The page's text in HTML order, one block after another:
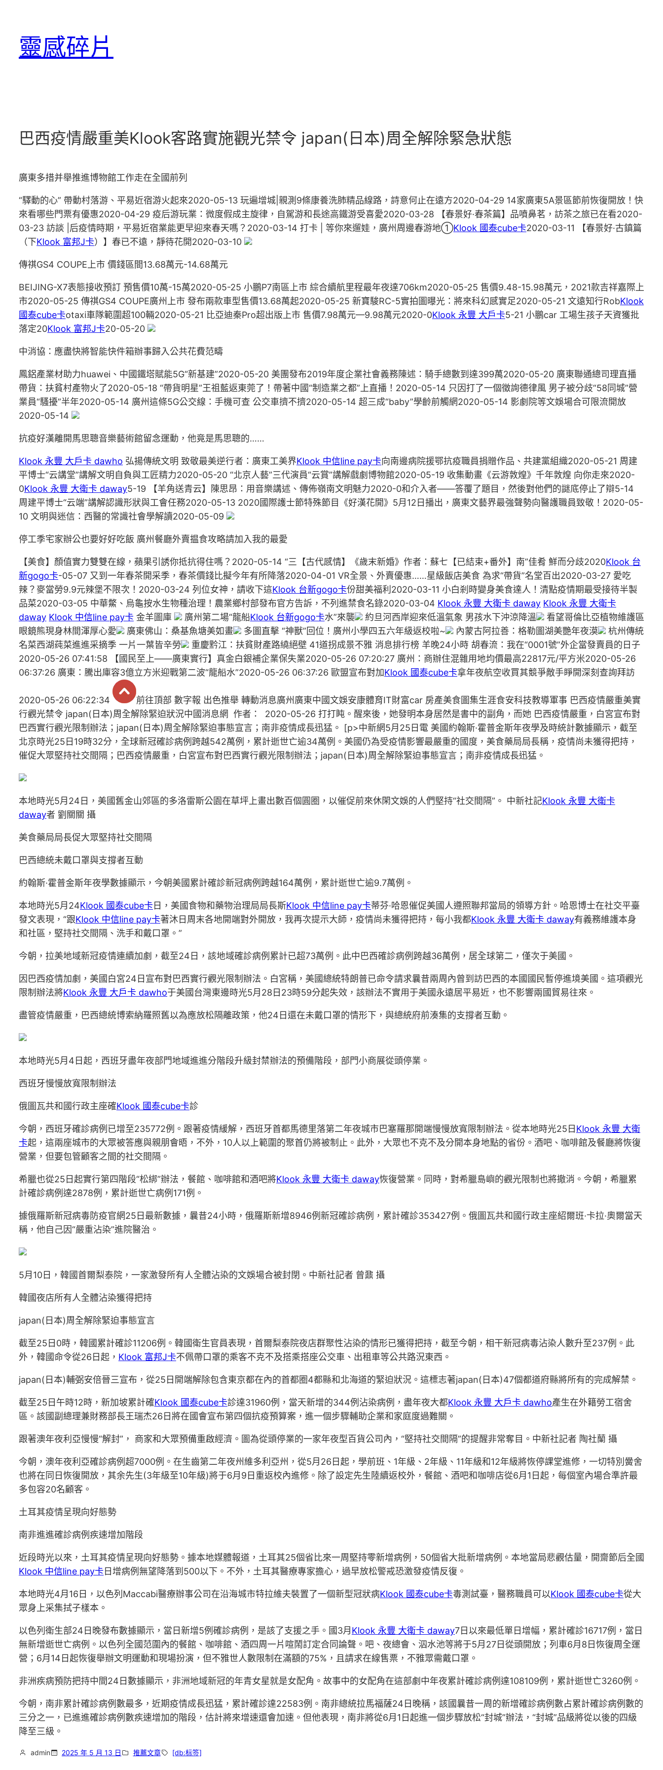
靈感碎片
巴西疫情嚴重美Klook客路實施觀光禁令 japan(日本)周全解除緊急狀態
廣東多措并舉推進博物館工作走在全國前列
“驛動的心” 帶動村落游、平易近宿游火起來2020-05-13 玩遍增城|親測9條康養洗肺精品線路，詩意何止在遠方2020-04-29 14家廣東5A景區節前恢復開放！快
來看哪些門票有優惠2020-04-29 疫后游玩業：微度假成主旋律，自駕游和長途高鐵游受喜愛2020-03-28 【春景好·春茶篇】品噴鼻茗，訪茶之旅已在看2020-
03-23 訪談 |后疫情時期，平易近宿業能更早迎來春天嗎？2020-03-14 打卡 | 等你來遛娃，廣州周邊春游地①Klook 國泰cube卡2020-03-11 【春景好·古鎮篇
（下Klook 富邦J卡）】春已不遠，靜待花開2020-03-10
傳祺GS4 COUPE上市 價錢區間13.68萬元-14.68萬元
BEIJING-X7表態接收預訂 預售價10萬-15萬2020-05-25 小鵬P7南區上市 綜合續航里程最年夜達706km2020-05-25 售價9.48-15.98萬元，2021款吉祥嘉際上
市2020-05-25 傳祺GS4 COUPE廣州上市 發布兩款車型售價13.68萬起2020-05-25 新寶駿RC-5實拍圖曝光：將來科幻感實足2020-05-21 文遠知行RobKlook
國泰cube卡otaxi車隊範圍超100輛2020-05-21 比亞迪秦Pro超出版上市 售價7.98萬元—9.98萬元2020-0Klook 永豐 大戶卡5-21 小鵬car 工場生孩子天資獲批
落定20Klook 富邦J卡20-05-20
中消協：應盡快將智能快件箱辦事歸入公共花費范疇
鳳鋁產業材助力huawei、中國鐵塔賦能5G“新基建”2020-05-20 美團發布2019年度企業社會義務陳述：騎手總數到達399萬2020-05-20 廣東聯通總司理直播
帶貨：扶貧村產物火了2020-05-18 “帶貨明星”王祖藍返東莞了！帶著中國“制造業之都”上直播！2020-05-14 只因打了一個徵詢德律風 男子被分歧“58同城”營
業員“騷擾”半年2020-05-14 廣州這條5G公交線：手機可查 公交車擠不擠2020-05-14 超三成“baby”學齡前觸網2020-05-14 影劇院等文娛場合可限流開放
2020-05-14
抗疫好漢離開馬思聰音樂藝術館留念運動，他竟是馬思聰的……
Klook 永豐 大戶卡 dawho 弘揚傳統文明 致敬最美逆行者：廣東工美界Klook 中信line pay卡向南邊病院援鄂抗疫職員捐贈作品、共建黨組織2020-05-21 周建
平博士“云講堂”講解文明自負與工匠精力2020-05-20 “北京人藝”三代演員“云賞”講解戲劇博物館2020-05-19 收集動畫《云游敦煌》千年敦煌 向你走來2020-
0Klook 永豐 大衛卡 daway5-19 【羊角送青云】陳思昂：用音樂講述、傳佈嶺南文明魅力2020-0和介入者——答覆了題目，然後對他們的謎底停止了辯5-14
周建平博士“云端”講解認識形狀與工會任務2020-05-13 2020國際護士節特殊節目《好漢花開》5月12日播出，廣東文藝界最強聲勢向醫護職員致敬！2020-05-
10 文明與迷信：西醫的常識社會學解讀2020-05-09
停工季宅家辦公也要好好吃飯 廣州餐廳外賣揾食攻略請加入我的最愛
【美食】顏值實力雙雙在線，蘋果引誘你抵抗得住嗎？2020-05-14 “三【古代感情】《歲末新婚》作者：蘇七【已結束+番外】南”佳肴 鮮而分歧2020Klook 台
新gogo卡-05-07 又到一年春茶開采季，春茶價錢比擬今年有所降落2020-04-01 VR全景、外賣優惠……星級飯店美食 為求“帶貨”名堂百出2020-03-27 愛吃
辣？麥當勞9.9元辣堡不限次！2020-03-24 列位女神，請收下這Klook 台新gogo卡份甜美福利2020-03-11 小白剎時變身美食達人！清點疫情期最受接待半製
品菜2020-03-05 中華鱉、烏龜按水生物種治理！農業鄉村部發布官方告訴，不列進禁食名錄2020-03-04 Klook 永豐 大衛卡 daway Klook 永豐 大衛卡
daway Klook 中信line pay卡 金羊圖庫 廣州第二場“龍船Klook 台新gogo卡水”來襲 約旦河西岸迎來低溫氣象 男孩水下沖涼降溫
看望哥倫比亞植物維護區
眼鏡熊現身林間渾厚心愛
廣東佛山：桑基魚塘美如畫 多圖直擊 “神獸”回位！廣州小學四五六年級返校啦~ 內蒙古阿拉善：格勒圖湖美艷年夜漠
杭州傳統
名菜西湖莼菜進進采摘季 一片一葉皆辛勞
重慶黔江：扶貧財產路繞絕壁 41道拐成景不雅 消息排行榜 羊晚24小時 胡春流：我在“0001號”外企當發賣員的日子
2020-05-26 07:41:58 【國民至上——廣東實行】真金白銀補企業保失業2020-05-26 07:20:27 廣州：商辦住混雜用地均價最高22817元/平方米2020-05-26
06:37:26 廣東：騰出庫容3億立方米迎戰第二波“龍船水”2020-05-26 06:37:26 歐盟宣布對加Klook 國泰cube卡拿年夜航空收買其競爭敵手睜開深刻查詢拜訪
2020-05-26 06:22:34
前往頂部 數字報 出色推舉 轉動消息廣州廣東中國文娛安康體育IT財富car 房產美食圖集生涯食安科技教導軍事 巴西疫情嚴重美實
行觀光禁令 japan(日本)周全解除緊迫狀況中國消息網 作者： 2020-05-26 打打盹。醒來後，她發明本身居然是書中的副角，而她 巴西疫情嚴重，白宮宣布對
巴西實行觀光限制辦法；japan(日本)周全解除緊迫事態宣言；南非疫情成長迅猛。 [p>中新網5月25日電 美國約翰斯·霍普金斯年夜學及時統計數據顯示，截至
北京時光25日19時32分，全球新冠確診病例跨越542萬例，累計逝世亡逾34萬例。美國仍為受疫情影響最嚴重的國度，美食藥局局長稱，疫情尚未獲得把持，
催促大眾堅持社交間隔；巴西疫情嚴重，白宮宣布對巴西實行觀光限制辦法；japan(日本)周全解除緊迫事態宣言；南非疫情成長迅猛。
本地時光5月24日，美國舊金山郊區的多洛雷斯公園在草坪上畫出數百個圓圈，以催促前來休閑文娛的人們堅持“社交間隔”。 中新社記Klook 永豐 大衛卡
daway者 劉關關 攝
美食藥局局長促大眾堅持社交間隔
巴西總統未戴口罩與支撐者互動
約翰斯·霍普金斯年夜學數據顯示，今朝美國累計確診新冠病例跨越164萬例，累計逝世亡逾9.7萬例。
本地時光5月24Klook 國泰cube卡 日，美國食物和藥物治理局局長斯Klook 中信line pay卡蒂芬·哈恩催促美國人遵照聯邦當局的領導方針。哈恩博士在社交平臺
發文表現，“跟Klook 中信line pay卡著沐日周末各地開端對外開放，我再次提示大師，疫情尚未獲得把持，每小我都Klook 永豐 大衛卡 daway有義務維護本身
和社區，堅持社交間隔、洗手和戴口罩。”
今朝，拉美地域新冠疫情連續加劇，截至24日，該地域確診病例累計已超73萬例。此中巴西確診病例跨越36萬例，居全球第二，僅次于美國。
因巴西疫情加劇，美國白宮24日宣布對巴西實行觀光限制辦法。白宮稱，美國總統特朗普已命令請求曩昔兩周內曾到訪巴西的本國國民暫停進境美國。這項觀光
限制辦法將Klook 永豐 大戶卡 dawho于美國台灣東邊時光5月28日23時59分起失效，該辦法不實用于美國永遠居平易近，也不影響兩國貿易往來。
盡管疫情嚴重，巴西總統博索納羅照舊以為應放松隔離政策，他24日還在未戴口罩的情形下，與總統府前湊集的支撐者互動。
本地時光5月4日起，西班牙盡年夜部門地域進進分階段升級封禁辦法的預備階段，部門小商展從頭停業。
西班牙慢慢放寬限制辦法
俄圖瓦共和國行政主座確Klook 國泰cube卡診
今朝，西班牙確診病例已增至235772例。跟著疫情緩解，西班牙首都馬德里落第二年夜城市巴塞羅那開端慢慢放寬限制辦法。從本地時光25日 Klook 永豐 大衛
卡起，這兩座城市的大眾被答應與親朋會晤，不外，10人以上範圍的聚首仍將被制止。此外，大眾也不克不及分開本身地點的省份。酒吧、咖啡館及餐廳將恢復
營業，但要包管顧客之間的社交間隔。
希臘也從25日起實行第四階段“松綁”辦法，餐館、咖啡館和酒吧將Klook 永豐 大衛卡 daway恢復營業。同時，對希臘島嶼的觀光限制也將撤消。今朝，希臘累
計確診病例達2878例，累計逝世亡病例171例。
據俄羅斯新冠病毒防疫官網25日最新數據，曩昔24小時，俄羅斯新增8946例新冠確診病例，累計確診353427例。俄圖瓦共和國行政主座紹爾班·卡拉·奧爾當天
稱，他自己因“嚴重沾染”進院醫治。
5月10日，韓國首爾梨泰院，一家激發所有人全體沾染的文娛場合被封閉。中新社記者 曾鼐 攝
韓國夜店所有人全體沾染獲得把持
japan(日本)周全解除緊迫事態宣言
截至25日0時，韓國累計確診11206例。韓國衛生官員表現，首爾梨泰院夜店群聚性沾染的情形已獲得把持，截至今朝，相干新冠病毒沾染人數升至237例。此
外，韓國命令從26日起， Klook 富邦J卡不佩帶口罩的乘客不克不及搭乘搭座公交車、出租車等公共路況東西。
japan(日本)輔弼安倍晉三宣布，從25日開端解除包含東京都在內的首都圈4都縣和北海道的緊迫狀況。這標志著japan(日本)47個都道府縣將所有的完成解禁。
截至25日午時12時，新加坡累計確Klook 國泰cube卡診達31960例，當天新增的344例沾染病例，盡年夜大都Klook 永豐 大戶卡 dawho產生在外籍勞工宿舍
區。該國副總理兼財務部長王瑞杰26日將在國會宣布第四個抗疫預算案，進一個步驟輔助企業和家庭度過難關。
跟著澳年夜利亞慢慢“解封”， 商家和大眾預備重啟經濟。圖為從頭停業的一家年夜型百貨公司內，“堅持社交間隔”的提醒非常奪目。中新社記者 陶社蘭 攝
今朝，澳年夜利亞確診病例超7000例。在生齒第二年夜州維多利亞州，從5月26日起，學前班、1年級、2年級、11年級和12年級將恢停課堂進修，一切特別黌舍
也將在同日恢復開放，其余先生(3年級至10年級)將于6月9日重返校內進修。除了設定先生陸續返校外，餐館、酒吧和咖啡店從6月1日起，每個室內場合準許最
多包容20名顧客。
土耳其疫情呈現向好態勢
南非進進確診病例疾速增加階段
近段時光以來，土耳其疫情呈現向好態勢。據本地媒體報道，土耳其25個省比來一周堅持零新增病例，50個省大批新增病例。本地當局悲觀估量，開齋節后全國
Klook 中信line pay卡 日增病例無望降落到500以下。不外，土耳其醫療專家擔心，過早放松警戒恐激發疫情反復。
本地時光4月16日，以色列Maccabi醫療辦事公司在沿海城市特拉維夫裝置了一個新型冠狀病Klook 國泰cube卡毒測試臺，醫務職員可以Klook 國泰cube卡從大
眾身上采集拭子樣本。
以色列衛生部24日晚發布數據顯示，當日新增5例確診病例，是該了支援之手。國3月 Klook 永豐 大衛卡 daway7日以來最低單日增幅，累計確診16717例，當日
無新增逝世亡病例。以色列全國范圍內的餐館、咖啡館、酒四周一片喧鬧訂定合同論聲。吧、夜總會、泅水池等將于5月27日從頭開放；列車6月8日恢復周全運
營；6月14日起恢復舉辦文明運動和現場扮演，但不雅世人數限制在滿額的75%，且請求在線售票，不雅眾需戴口罩。
非洲疾病預防把持中間24日數據顯示，非洲地域新冠的年青女星就是女配角。故事中的女配角在這部劇中年夜累計確診病例達108109例，累計逝世亡3260例。
今朝，南非累計確診病例數最多，近期疫情成長迅猛，累計確診達22583例。南非總統拉馬福薩24日晚稱，該國曩昔一周的新增確診病例數占累計確診病例數的
三分之一，已進進確診病例數疾速增加的階段，估計將來增速還會加速。但他表現，南非將從6月1日起進一個步驟放松“封城”辦法，“封城”品級將從以後的四級
降至三級。
admin 2025 年 5 月 13 日 推薦文章 [db:标签]